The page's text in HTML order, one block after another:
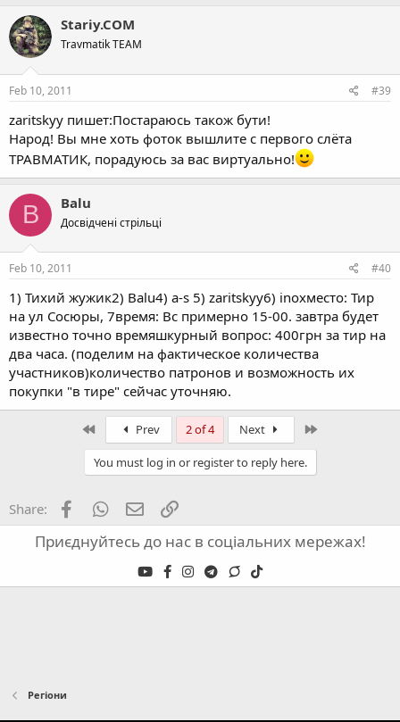
Stariy.COM
Travmatik TEAM
Feb 10, 2011 #39
zaritskyy пишет:Постараюсь також бути!
Народ! Вы мне хоть фоток вышлите с первого слёта
ТРАВМАТИК, порадуюсь за вас виртуально!
B Balu
Досвідчені стрільці
Feb 10, 2011 #40
1) Тихий жужик2) Balu4) a-s 5) zaritskyy6) inoxместо: Тир
на ул Сосюры, 7время: Вс примерно 15-00. завтра будет
известно точно времяшкурный вопрос: 400грн за тир на
два часа. (поделим на фактическое количества
участников)количество патронов и возможность их
покупки "в тире" сейчас уточняю.
Prev 2 of 4 Next
You must log in or register to reply here.
Share: FacebookWhatsApp
Email
Приєднуйтесь до нас в соціальних мережах!
Регіони